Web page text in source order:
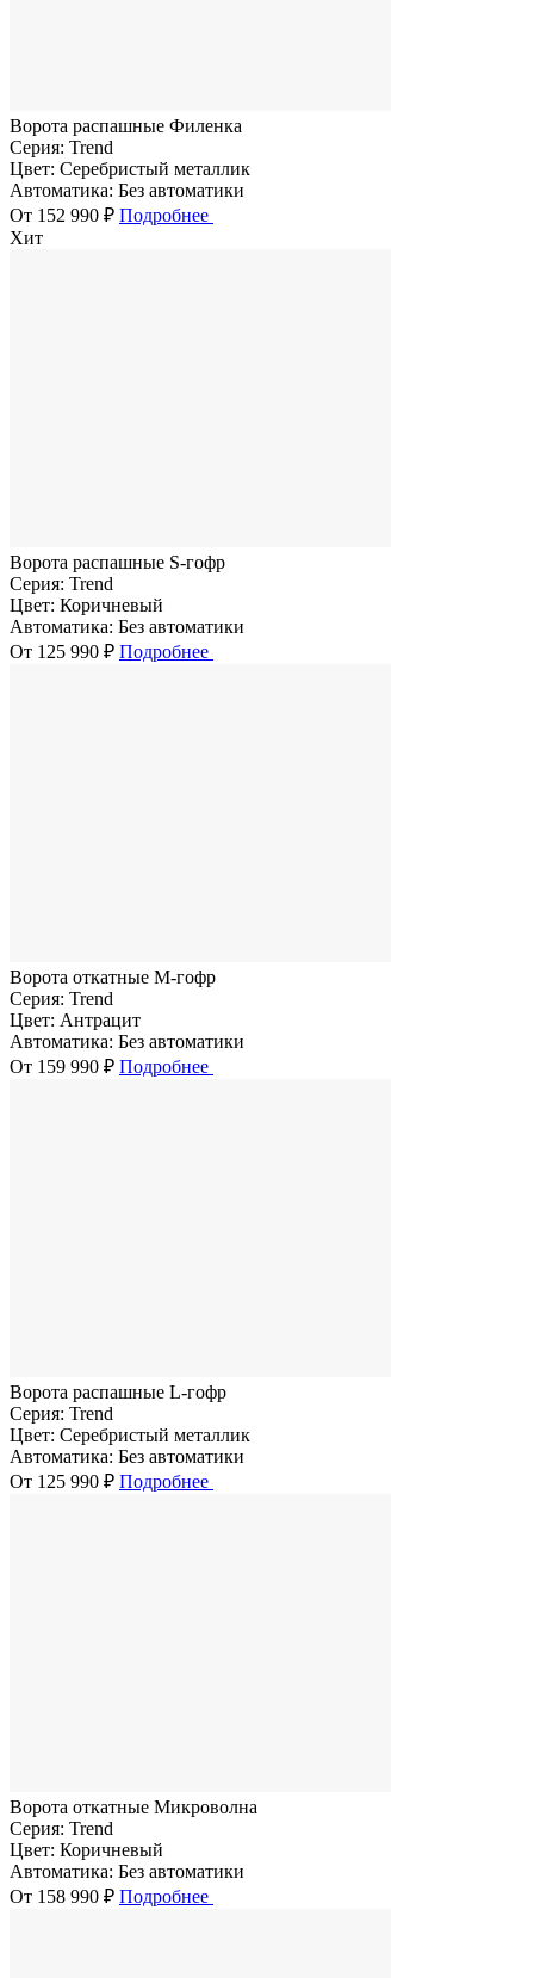
Ворота распашные Филенка
Серия: Trend
Цвет: Серебристый металлик
Автоматика: Без автоматики
От 152 990 ₽ Подробнее
Хит
Ворота распашные S-гофр
Серия: Trend
Цвет: Коричневый
Автоматика: Без автоматики
От 125 990 ₽ Подробнее
Ворота откатные M-гофр
Серия: Trend
Цвет: Антрацит
Автоматика: Без автоматики
От 159 990 ₽ Подробнее
Ворота распашные L-гофр
Серия: Trend
Цвет: Серебристый металлик
Автоматика: Без автоматики
От 125 990 ₽ Подробнее
Ворота откатные Микроволна
Серия: Trend
Цвет: Коричневый
Автоматика: Без автоматики
От 158 990 ₽ Подробнее